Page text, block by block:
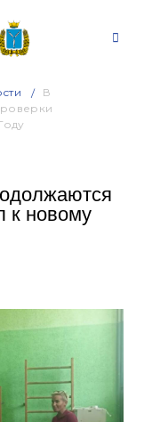
В
к новому